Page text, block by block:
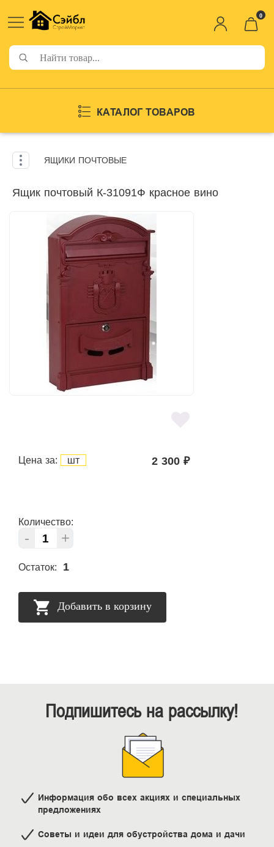
0
КАТАЛОГ ТОВАРОВ
ЯЩИКИ ПОЧТОВЫЕ
Ящик почтовый К-31091Ф красное вино
Цена за: шт 2 300 ₽
Количество:
- +
Остаток: 1
Добавить в корзину
Подпишитесь на рассылку!
Информация обо всех акциях и специальных
предложениях
Советы и идеи для обустройства дома и дачи